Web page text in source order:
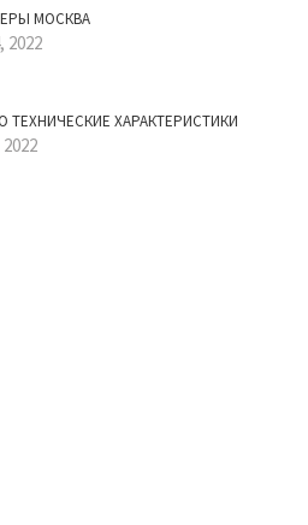
МОСКВА
2022
ТЕХНИЧЕСКИЕ ХАРАКТЕРИСТИКИ